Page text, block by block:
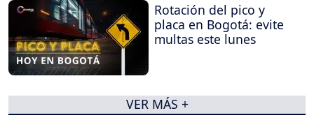
Rotación del pico y
placa en Bogotá: evite
multas este lunes
VER MÁS +